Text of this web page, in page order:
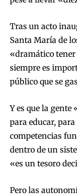
Tras un acto
Santa María de
«dramático
siempre es
público que se
Y es que la
para educar,
competencias
dentro de un
«es un tesoro
Pero las